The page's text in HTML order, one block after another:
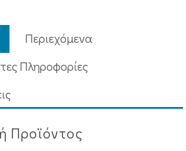
Περιεχόμενα
Πληροφορίες
Προϊόντος